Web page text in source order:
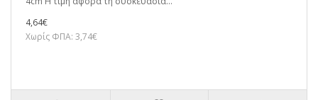
4,64€
Χωρίς ΦΠΑ: 3,74€